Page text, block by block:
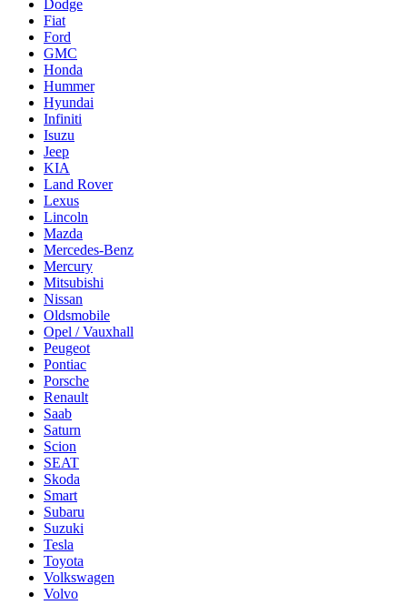
Dodge
Fiat
Ford
GMC
Honda
Hummer
Hyundai
Infiniti
Isuzu
Jeep
KIA
Land Rover
Lexus
Lincoln
Mazda
Mercedes-Benz
Mercury
Mitsubishi
Nissan
Oldsmobile
Opel / Vauxhall
Peugeot
Pontiac
Porsche
Renault
Saab
Saturn
Scion
SEAT
Skoda
Smart
Subaru
Suzuki
Tesla
Toyota
Volkswagen
Volvo